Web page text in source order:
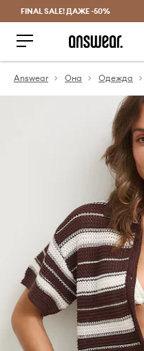
FINAL SALE! ДАЖЕ -50%
Answear Она Одежда